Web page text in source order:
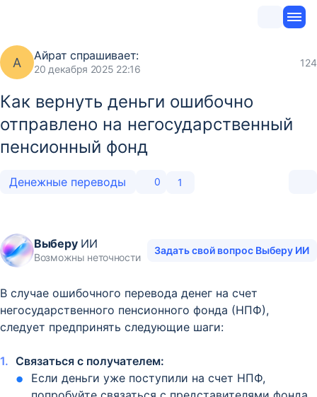
А Айратспрашивает:
20 декабря 2025 22:16
124
Как вернуть деньги ошибочно
отправлено на негосударственный
пенсионный фонд
Денежные переводы 0 1
ВыберуИИ
Возможны неточности
Задать свой вопрос Выберу ИИ
В случае ошибочного перевода денег на счет
негосударственного пенсионного фонда (НПФ),
следует предпринять следующие шаги:
Связаться с получателем:
Если деньги уже поступили на счет НПФ,